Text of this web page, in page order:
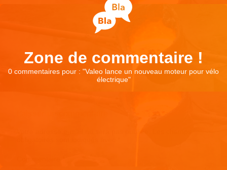
Zone de commentaire !
0 commentaires pour : "Valeo lance un nouveau moteur pour vélo
électrique"